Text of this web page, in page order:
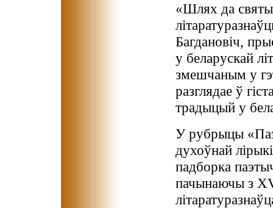
«Шлях да
Багдановіч,
у беларускай
змешчаным у
разглядае ў
традыцый у
У рубрыцы
духоўнай
падборка
пачынаючы з